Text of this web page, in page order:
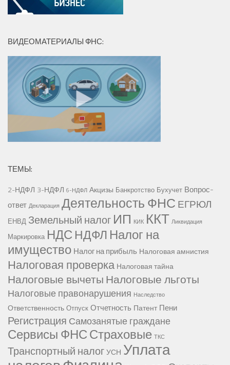
ВИДЕОМАТЕРИАЛЫ ФНС:
ТЕМЫ:
2-НДФЛ 3-НДФЛ 6-НДФЛ Акцизы Банкротство Бухучет Вопрос-
ответ Декларация Деятельность ФНС ЕГРЮЛ
ЕНВД Земельный налог ИП КИК ККТ Ликвидация
Маркировка НДС НДФЛ Налог на
имущество Налог на прибыль Налоговая амнистия
Налоговая проверка Налоговая тайна
Налоговые вычетыНалоговые льготы
Налоговые правонарушения Наследство
Ответственность Отпуск Отчетность Патент Пени
Регистрация Самозанятые граждане
Сервисы ФНССтраховые ТКС
Транспортный налогУСН Уплата